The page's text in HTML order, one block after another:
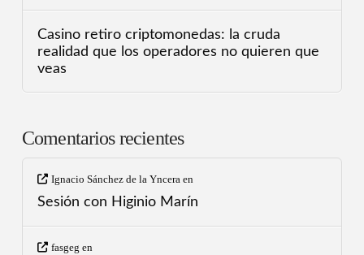
Casino retiro criptomonedas: la cruda
realidad que los operadores no quieren que
veas
Comentarios recientes
Ignacio Sánchez de la Yncera en
Sesión con Higinio Marín
fasgeg en